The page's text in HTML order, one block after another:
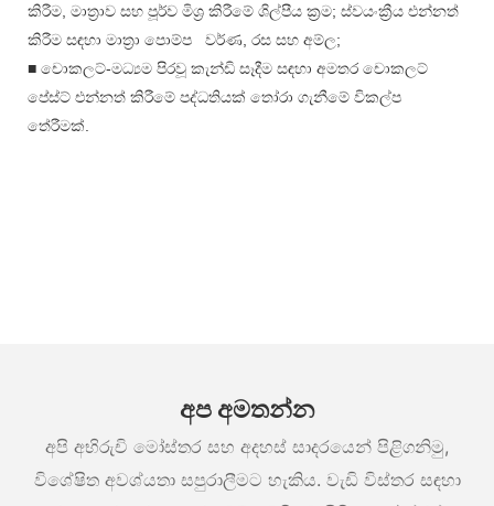
කිරීම, මාත්‍රාව සහ පූර්ව මිශ්‍ර කිරීමේ ශිල්පීය ක්‍රම; ස්වයංක්‍රීය එන්නත්
කිරීම සඳහා මාත්‍රා පොම්ප
වර්ණ, රස සහ අම්ල;
■ චොකලට්-මධ්‍යම පිරවූ කැන්ඩි සෑදීම සඳහා අමතර චොකලට්
පේස්ට් එන්නත් කිරීමේ පද්ධතියක් තෝරා ගැනීමේ විකල්ප
තේරීමක්.
අප අමතන්න
අපි අභිරුචි මෝස්තර සහ අදහස් සාදරයෙන් පිළිගනිමු,
විශේෂිත අවශ්යතා සපුරාලීමට හැකිය. වැඩි විස්තර සඳහා